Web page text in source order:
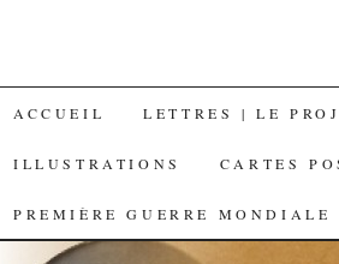
SKIP
TO
CONTENT
ACCUEIL LETTRES | LE
ILLUSTRATIONS CARTES
PREMIÈRE GUERRE MONDIALE